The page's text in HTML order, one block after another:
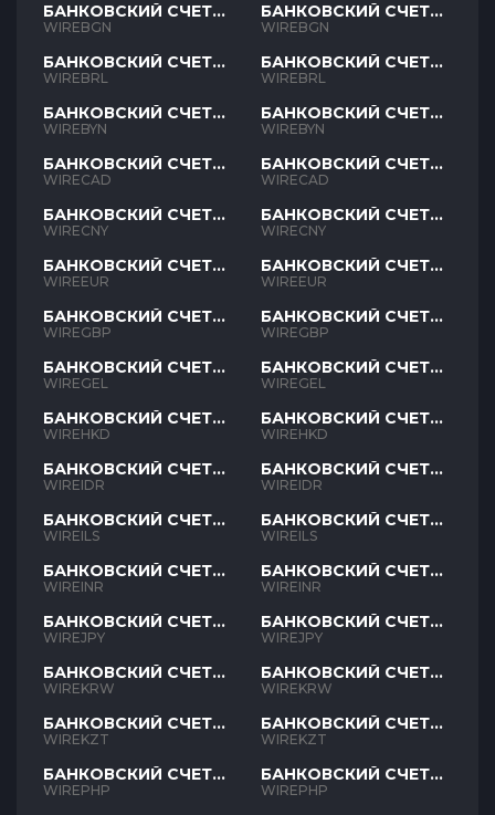
БАНКОВСКИЙ СЧЕТ
BGN
WIREBGN
БАНКОВСКИЙ СЧЕТ
BRL
WIREBRL
БАНКОВСКИЙ СЧЕТ
BYN
WIREBYN
БАНКОВСКИЙ СЧЕТ
CAD
WIRECAD
БАНКОВСКИЙ СЧЕТ
CNY
WIRECNY
БАНКОВСКИЙ СЧЕТ
EUR
WIREEUR
БАНКОВСКИЙ СЧЕТ
GBP
WIREGBP
БАНКОВСКИЙ СЧЕТ
GEL
WIREGEL
БАНКОВСКИЙ СЧЕТ
HKD
WIREHKD
БАНКОВСКИЙ СЧЕТ
IDR
WIREIDR
БАНКОВСКИЙ СЧЕТ
ILS
WIREILS
БАНКОВСКИЙ СЧЕТ
INR
WIREINR
БАНКОВСКИЙ СЧЕТ
JPY
WIREJPY
БАНКОВСКИЙ СЧЕТ
KRW
WIREKRW
БАНКОВСКИЙ СЧЕТ
KZT
WIREKZT
БАНКОВСКИЙ СЧЕТ
PHP
WIREPHP
БАНКОВСКИЙ СЧЕТ
BGN
WIREBGN
БАНКОВСКИЙ СЧЕТ
BRL
WIREBRL
БАНКОВСКИЙ СЧЕТ
BYN
WIREBYN
БАНКОВСКИЙ СЧЕТ
CAD
WIRECAD
БАНКОВСКИЙ СЧЕТ
CNY
WIRECNY
БАНКОВСКИЙ СЧЕТ
EUR
WIREEUR
БАНКОВСКИЙ СЧЕТ
GBP
WIREGBP
БАНКОВСКИЙ СЧЕТ
GEL
WIREGEL
БАНКОВСКИЙ СЧЕТ
HKD
WIREHKD
БАНКОВСКИЙ СЧЕТ
IDR
WIREIDR
БАНКОВСКИЙ СЧЕТ
ILS
WIREILS
БАНКОВСКИЙ СЧЕТ
INR
WIREINR
БАНКОВСКИЙ СЧЕТ
JPY
WIREJPY
БАНКОВСКИЙ СЧЕТ
KRW
WIREKRW
БАНКОВСКИЙ СЧЕТ
KZT
WIREKZT
БАНКОВСКИЙ СЧЕТ
PHP
WIREPHP